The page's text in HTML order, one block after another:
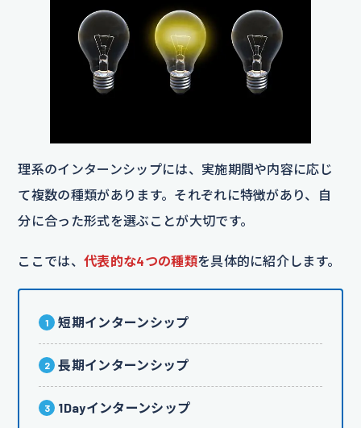
理系のインターンシップには、実施期間や内容に応じ
て複数の種類があります。それぞれに特徴があり、自
分に合った形式を選ぶことが大切です。
ここでは、 代表的な4つの種類を具体的に紹介します。
短期インターンシップ
長期インターンシップ
1Dayインターンシップ